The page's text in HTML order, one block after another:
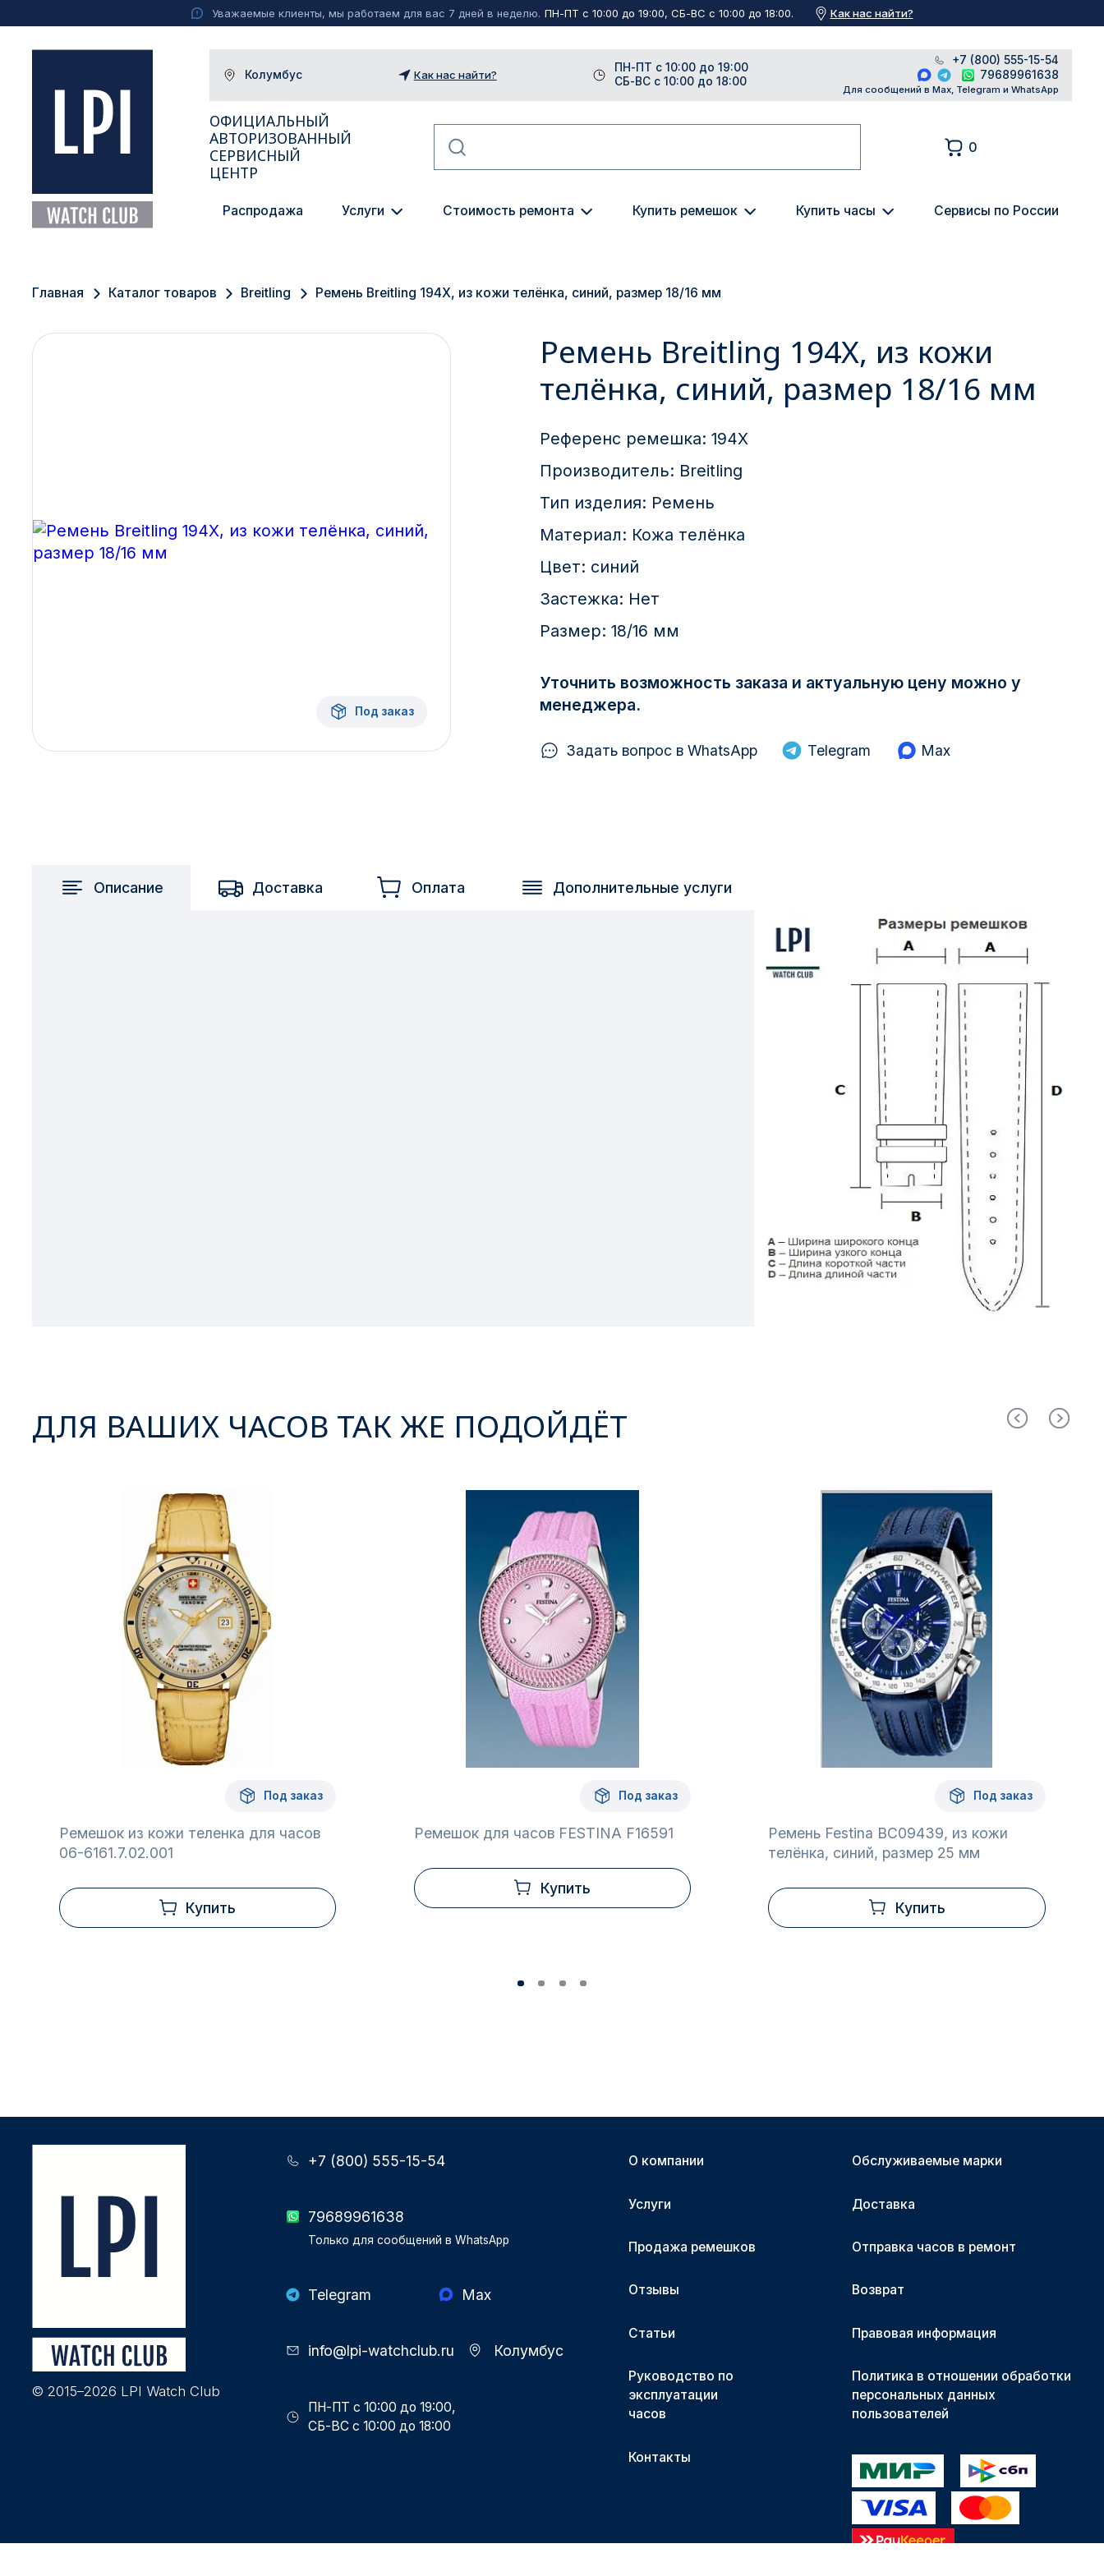
Уважаемые клиенты, мы работаем для вас 7 дней в неделю. ПН-ПТ с 10:00 до 19:00, СБ-ВС с 10:00 до 18:00. Как нас найти?
Колумбус
Санкт-Петербург
Новосибирск
Как нас найти?
ПН-ПТ с 10:00 до 19:00
СБ-ВС с 10:00 до 18:00
+7 (800) 555-15-54
79689961638
Для сообщений в Max, Telegram и WhatsApp
ОФИЦИАЛЬНЫЙ
АВТОРИЗОВАННЫЙ
СЕРВИСНЫЙ
ЦЕНТР
0
Распродажа Услуги Стоимость ремонта Купить ремешок Купить часы Сервисы по России
Главная Каталог товаров Breitling Ремень Breitling 194X, из кожи телёнка, синий, размер 18/16 мм
Под заказ
Ремень Breitling 194X, из кожи
телёнка, синий, размер 18/16 мм
Референс ремешка: 194X
Производитель: Breitling
Тип изделия: Ремень
Материал: Кожа телёнка
Цвет: синий
Застежка: Нет
Размер: 18/16 мм
Уточнить возможность заказа и актуальную цену можно у
менеджера.
Задать вопрос в WhatsApp Telegram Max
Описание Доставка Оплата Дополнительные услуги
ДЛЯ ВАШИХ ЧАСОВ ТАК ЖЕ ПОДОЙДЁТ
Под заказ
Ремешок из кожи теленка для часов
06-6161.7.02.001
Купить
Под заказ
Ремешок для часов FESTINA F16591
Купить
Под заказ
Ремень Festina BC09439, из кожи
телёнка, синий, размер 25 мм
Купить
‹
© 2015–2026 LPI Watch Club
+7 (800) 555-15-54
79689961638
Только для сообщений в WhatsApp
Telegram Max
info@lpi-watchclub.ru Колумбус
ПН-ПТ с 10:00 до 19:00,
СБ-ВС с 10:00 до 18:00
О компании
Услуги
Продажа ремешков
Отзывы
Статьи
Руководство по
эксплуатации
часов
Контакты
Обслуживаемые марки
Доставка
Отправка часов в ремонт
Возврат
Правовая информация
Политика в отношении обработки
персональных данных
пользователей